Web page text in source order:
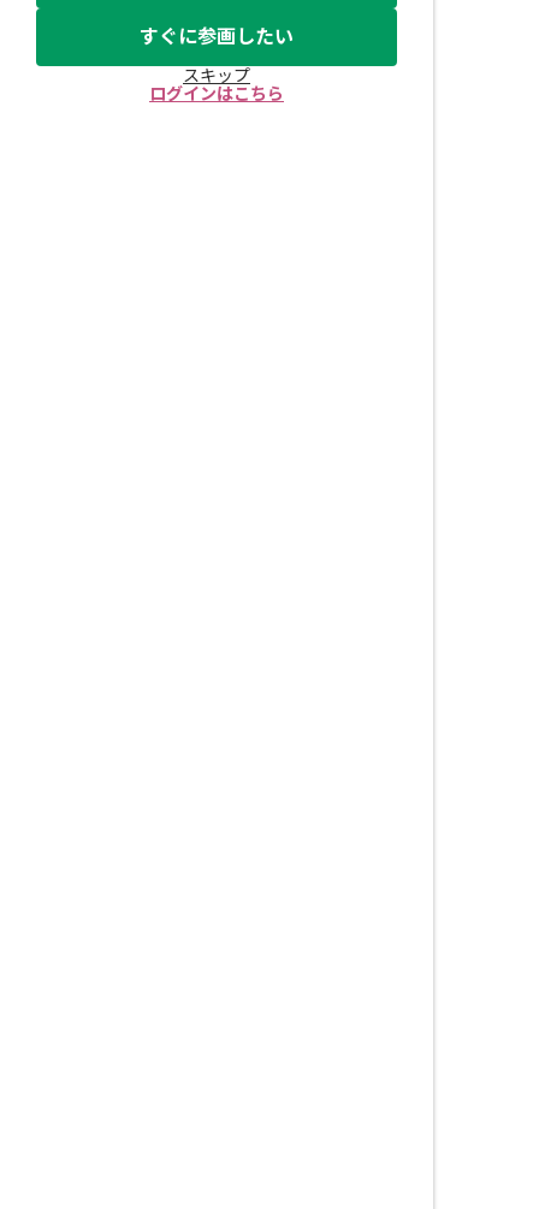
すぐに参画したい
スキップ
ログインはこちら